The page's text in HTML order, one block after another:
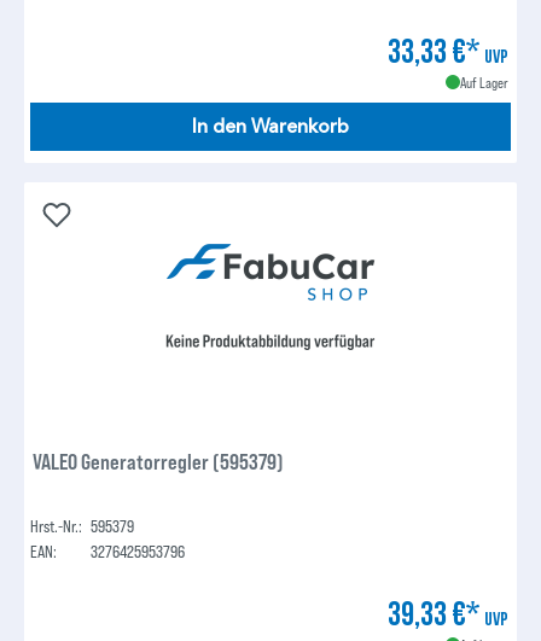
33,33 €* UVP
Auf Lager
In den Warenkorb
VALEO Generatorregler (595379)
Hrst.-Nr.: 595379
EAN:
3276425953796
39,33 €* UVP